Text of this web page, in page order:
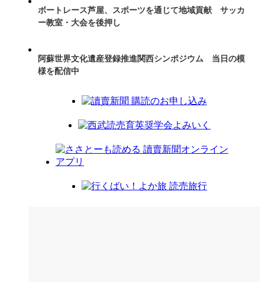
ボートレース芦屋、スポーツを通じて地域貢献 サッカ
ー教室・大会を後押し
阿蘇世界文化遺産登録推進関西シンポジウム 当日の模
様を配信中